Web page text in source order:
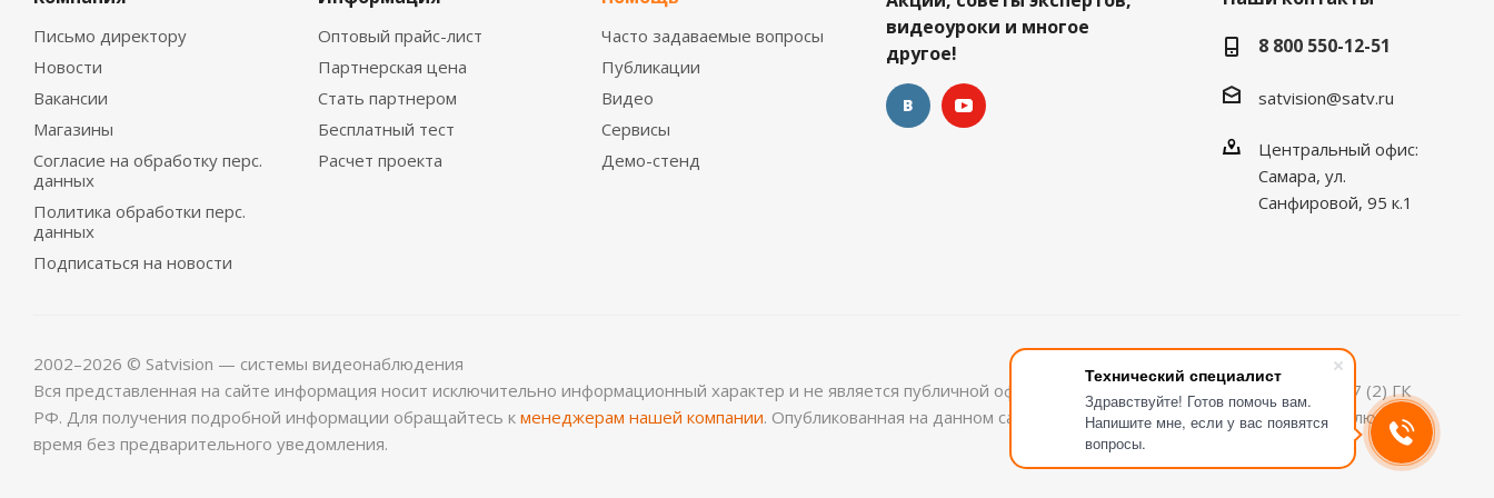
Технический специалист
Здравствуйте! Готов помочь вам.
Напишите мне, если у вас появятся
вопросы.
Письмо директору
Новости
Вакансии
Магазины
Согласие на обработку перс.
данных
Политика обработки перс.
данных
Подписаться на новости
Оптовый прайс-лист
Партнерская цена
Стать партнером
Бесплатный тест
Расчет проекта
Часто задаваемые вопросы
Публикации
Видео
Сервисы
Демо-стенд
видеоуроки и многое
другое!
8 800 550-12-51
satvision@satv.ru
Центральный офис:
Самара, ул.
Санфировой, 95 к.1
2002–2026 © Satvision — системы видеонаблюдения
Вся представленная на сайте информация носит исключительно информационный характер и не является публичной офертой, определяемой положениями ст.437 (2) ГК
РФ. Для получения подробной информации обращайтесь к менеджерам нашей компании. Опубликованная на данном сайте информация может быть изменена в любое
время без предварительного уведомления.